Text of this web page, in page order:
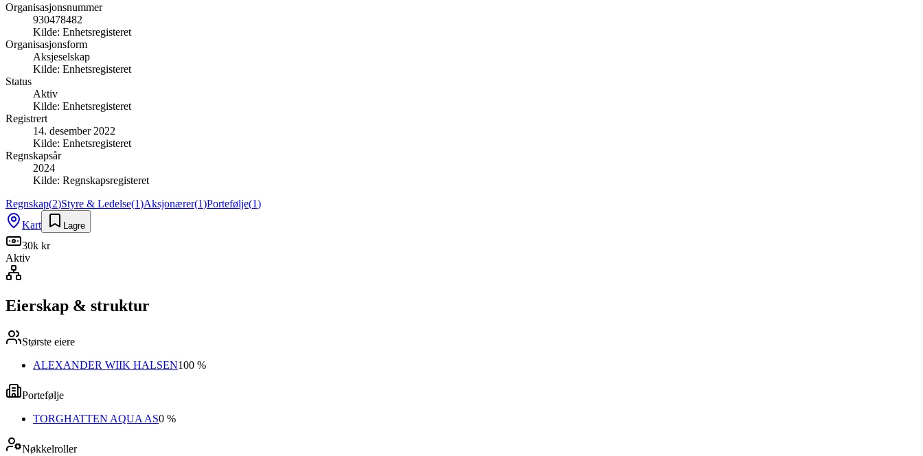
Organisasjonsnummer
930478482
Kilde: Enhetsregisteret
Organisasjonsform
Aksjeselskap
Kilde: Enhetsregisteret
Status
Aktiv
Kilde: Enhetsregisteret
Registrert
14. desember 2022
Kilde: Enhetsregisteret
Regnskapsår
2024
Kilde: Regnskapsregisteret
Regnskap(2)Styre & Ledelse(1)Aksjonærer(1)Portefølje(1)
Kart
Lagre
30k kr
Aktiv
Eierskap & struktur
Største eiere
ALEXANDER WIIK HALSEN100 %
Portefølje
TORGHATTEN AQUA AS0 %
Nøkkelroller